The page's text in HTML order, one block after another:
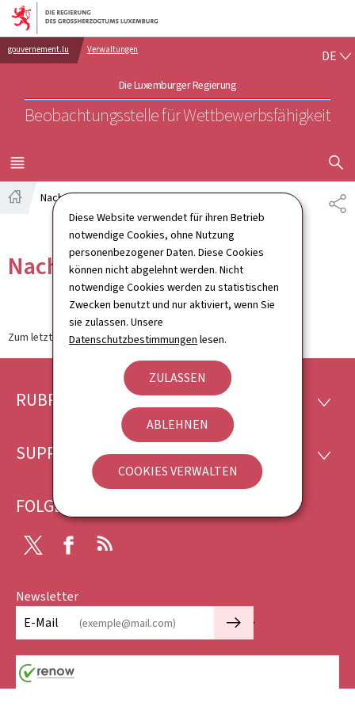
Diese Website verwendet für ihren Betrieb
notwendige Cookies, ohne Nutzung
personenbezogener Daten. Diese Cookies
können nicht abgelehnt werden. Nicht
notwendige Cookies werden zu statistischen
Zwecken benutzt und nur aktiviert, wenn Sie
sie zulassen. Unsere
Datenschutzbestimmungen lesen.
ZULASSEN
ABLEHNEN
COOKIES VERWALTEN
Zur Hauptnavigation
Zum Inhalt
gouvernement.lu Verwaltungen
Die Luxemburger Regierung
Beobachtungsstelle für Wettbewerbsfähigkeit
DE
MENÜ
HAUPT-
Startseite
Nachrichten
Nachrichten
Zum letzten Mal aktualisiert am12.09.2024
Footer
RUBRIKEN
SUPPORT
FOLGEN SIE UNS
Twitter Facebook
Newsletter
E-Mail
🡒